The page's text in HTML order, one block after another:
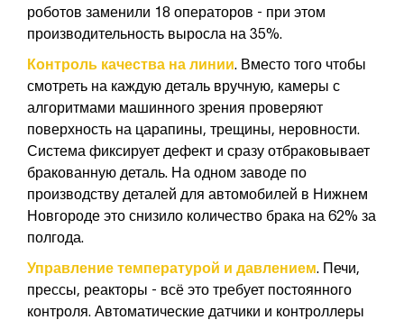
роботов заменили 18 операторов - при этом
производительность выросла на 35%.
Контроль качества на линии . Вместо того чтобы
смотреть на каждую деталь вручную, камеры с
алгоритмами машинного зрения проверяют
поверхность на царапины, трещины, неровности.
Система фиксирует дефект и сразу отбраковывает
бракованную деталь. На одном заводе по
производству деталей для автомобилей в Нижнем
Новгороде это снизило количество брака на 62% за
полгода.
Управление температурой и давлением . Печи,
прессы, реакторы - всё это требует постоянного
контроля. Автоматические датчики и контроллеры